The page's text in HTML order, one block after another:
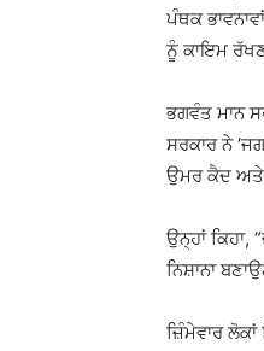
ਪੰਥਕ
ਨੂੰ ਕਾਇਮ ਰੱਖਣ
ਭਗਵੰਤ ਮਾਨ
ਸਰਕਾਰ ਨੇ
ਉਮਰ ਕੈਦ ਅਤੇ
ਉਨ੍ਹਾਂ
ਨਿਸ਼ਾਨਾ
ਜ਼ਿੰਮੇਵਾਰ